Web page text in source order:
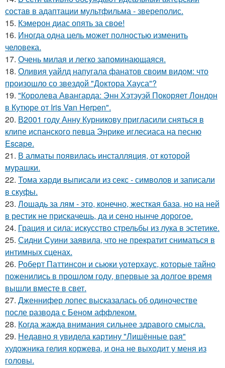
состав в адаптации мультфильма - звереполис.
15. Кэмерон диас опять за свое!
16. Иногда одна цель может полностью изменить
человека.
17. Очень милая и легко запоминающаяся.
18. Оливия уайлд напугала фанатов своим видом: что
произошло со звездой "Доктора Хауса"?
19. "Королева Авангарда: Энн Хэтэуэй Покоряет Лондон
в Кутюре от Iris Van Herpen".
20. В2001 году Анну Курникову пригласили сняться в
клипе испанского певца Энрике иглесиаса на песню
Escape.
21. В алматы появилась инсталляция, от которой
мурашки.
22. Тома харди выписали из секс - символов и записали
в скуфы.
23. Лошадь за лям - это, конечно, жесткая база, но на ней
в рестик не прискачешь, да и сено нынче дорогое.
24. Грация и сила: искусство стрельбы из лука в эстетике.
25. Сидни Суини заявила, что не прекратит сниматься в
интимных сценах.
26. Роберт Паттинсон и сьюки уотерхаус, которые тайно
поженились в прошлом году, впервые за долгое время
вышли вместе в свет.
27. Дженнифер лопес высказалась об одиночестве
после развода с Беном аффлеком.
28. Когда жажда внимания сильнее здравого смысла.
29. Недавно я увидела картину "Лишённые рая"
художника гелия коржева, и она не выходит у меня из
головы.